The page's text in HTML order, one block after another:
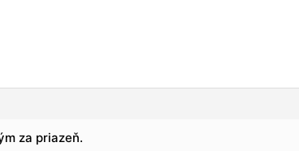
za priazeň.